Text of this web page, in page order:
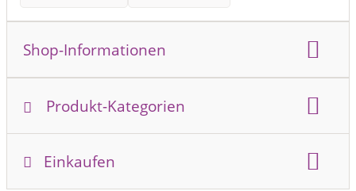
Shop-Informationen
Produkt-Kategorien
CBD-Produkte
Einkaufen